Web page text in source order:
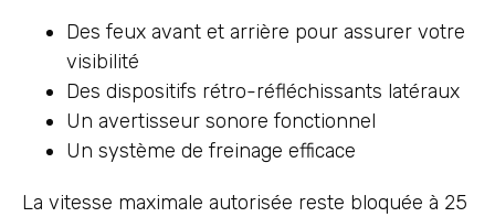
Des feux avant et arrière pour assurer votre
visibilité
Des dispositifs rétro-réfléchissants latéraux
Un avertisseur sonore fonctionnel
Un système de freinage efficace
La vitesse maximale autorisée reste bloquée à 25